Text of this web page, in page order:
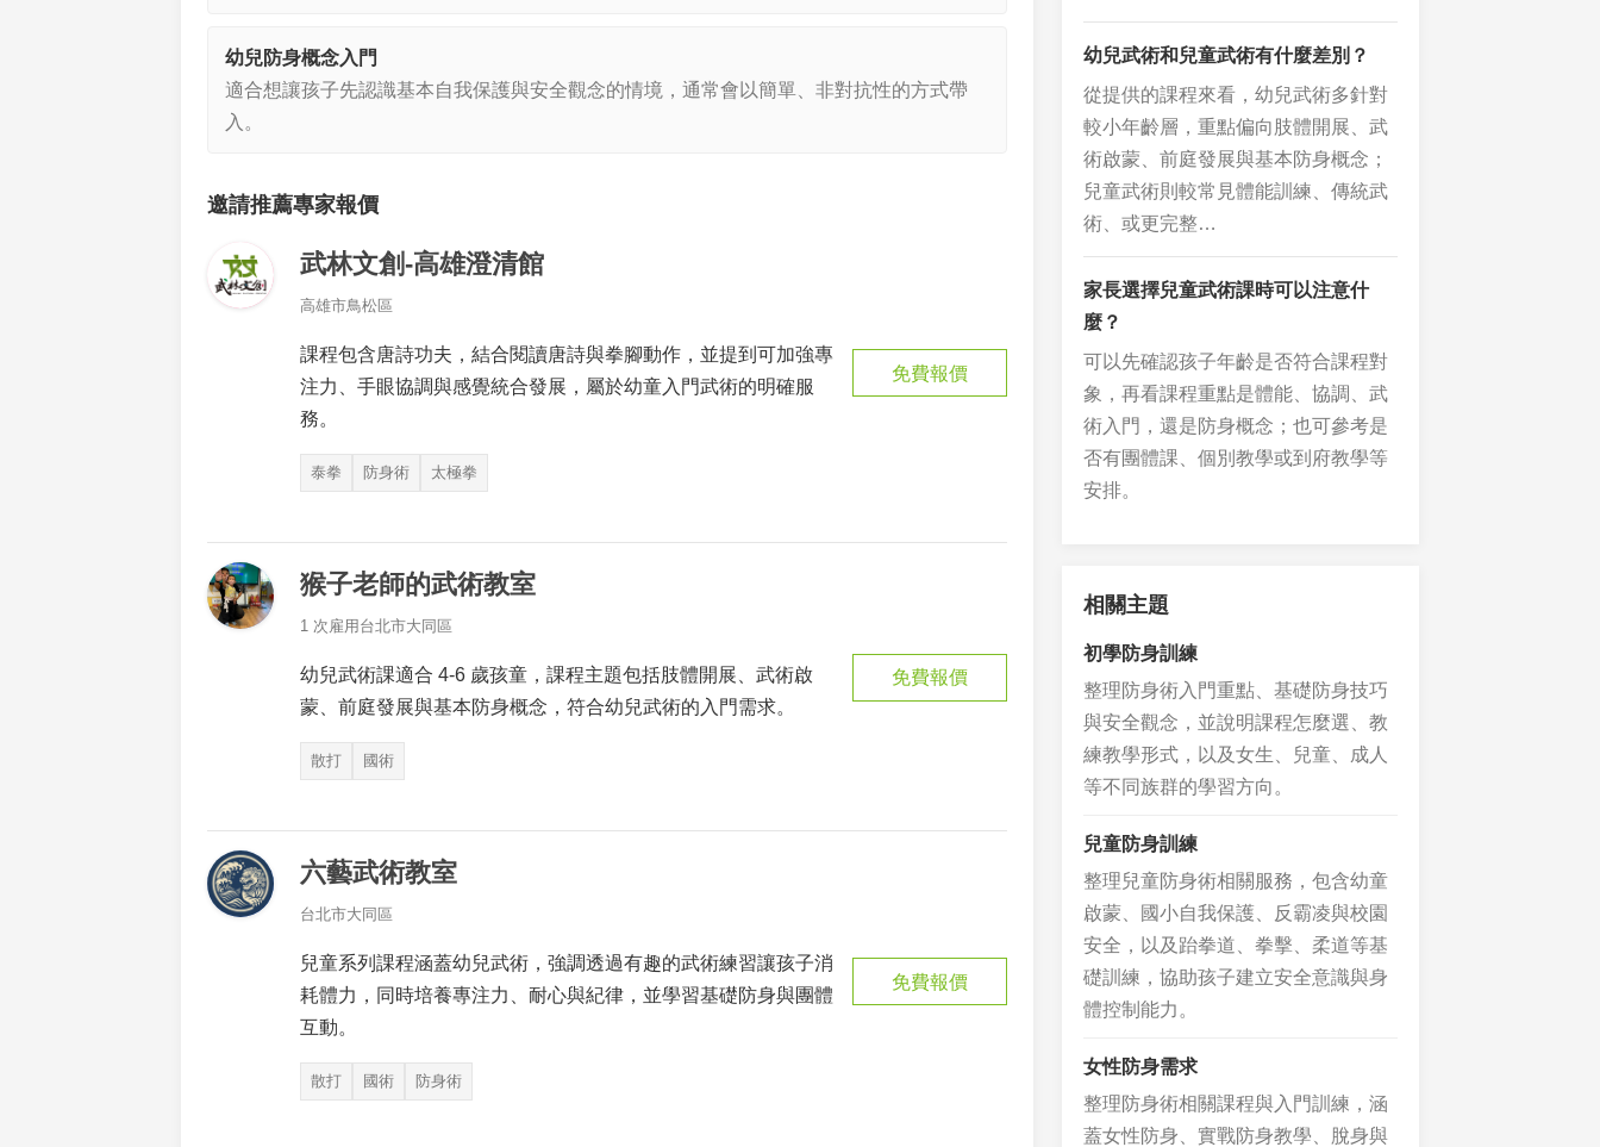
幼兒防身概念入門
適合想讓孩子先認識基本自我保護與安全觀念的情境，通常會以簡單、非對抗性的方式帶
入。
邀請推薦專家報價
武林文創-高雄澄清館
高雄市鳥松區
課程包含唐詩功夫，結合閱讀唐詩與拳腳動作，並提到可加強專
注力、手眼協調與感覺統合發展，屬於幼童入門武術的明確服
務。
泰拳 防身術 太極拳
免費報價
猴子老師的武術教室
1 次雇用 台北市大同區
幼兒武術課適合 4-6 歲孩童，課程主題包括肢體開展、武術啟
蒙、前庭發展與基本防身概念，符合幼兒武術的入門需求。
散打 國術
免費報價
六藝武術教室
台北市大同區
兒童系列課程涵蓋幼兒武術，強調透過有趣的武術練習讓孩子消
耗體力，同時培養專注力、耐心與紀律，並學習基礎防身與團體
互動。
散打 國術 防身術
免費報價
幼兒武術和兒童武術有什麼差別？
從提供的課程來看，幼兒武術多針對
較小年齡層，重點偏向肢體開展、武
術啟蒙、前庭發展與基本防身概念；
兒童武術則較常見體能訓練、傳統武
術、或更完整…
家長選擇兒童武術課時可以注意什
麼？
可以先確認孩子年齡是否符合課程對
象，再看課程重點是體能、協調、武
術入門，還是防身概念；也可參考是
否有團體課、個別教學或到府教學等
安排。
相關主題
初學防身訓練
整理防身術入門重點、基礎防身技巧
與安全觀念，並說明課程怎麼選、教
練教學形式，以及女生、兒童、成人
等不同族群的學習方向。
兒童防身訓練
整理兒童防身術相關服務，包含幼童
啟蒙、國小自我保護、反霸凌與校園
安全，以及跆拳道、拳擊、柔道等基
礎訓練，協助孩子建立安全意識與身
體控制能力。
女性防身需求
整理防身術相關課程與入門訓練，涵
蓋女性防身、實戰防身教學、脫身與